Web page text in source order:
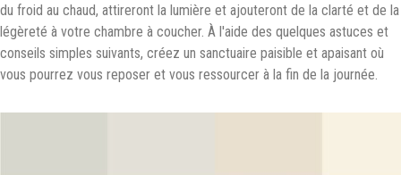
du froid au chaud, attireront la lumière et ajouteront de la clarté et de la
légèreté à votre chambre à coucher. À l'aide des quelques astuces et
conseils simples suivants, créez un sanctuaire paisible et apaisant où
vous pourrez vous reposer et vous ressourcer à la fin de la journée.